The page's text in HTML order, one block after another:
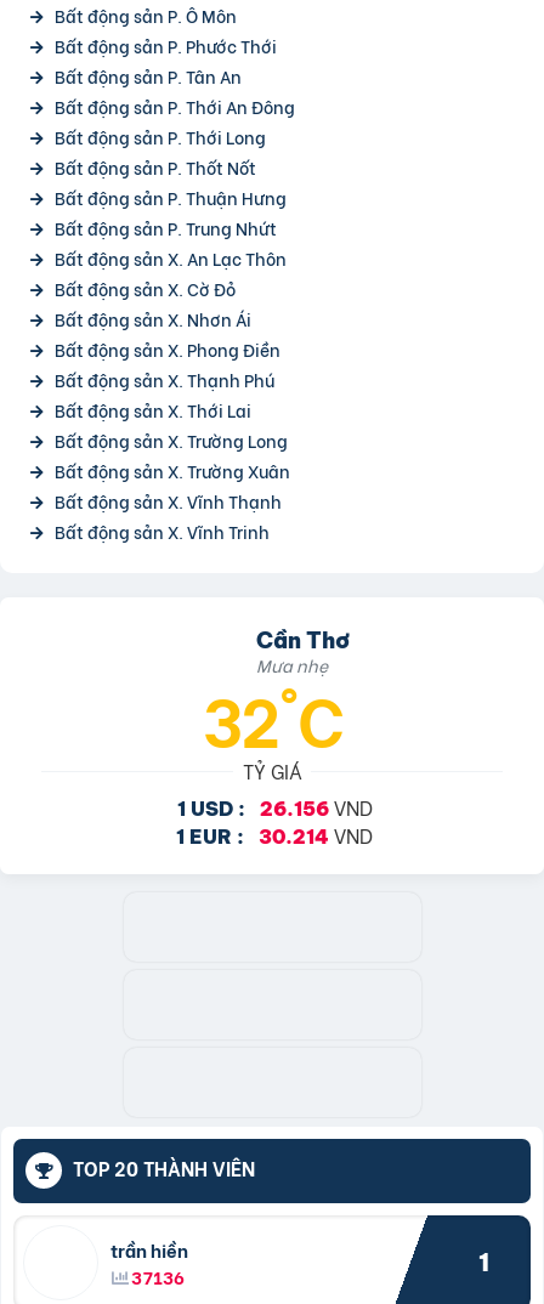
Bất động sản P. Ô Môn
Bất động sản P. Phước Thới
Bất động sản P. Tân An
Bất động sản P. Thới An Đông
Bất động sản P. Thới Long
Bất động sản P. Thốt Nốt
Bất động sản P. Thuận Hưng
Bất động sản P. Trung Nhứt
Bất động sản X. An Lạc Thôn
Bất động sản X. Cờ Đỏ
Bất động sản X. Nhơn Ái
Bất động sản X. Phong Điền
Bất động sản X. Thạnh Phú
Bất động sản X. Thới Lai
Bất động sản X. Trường Long
Bất động sản X. Trường Xuân
Bất động sản X. Vĩnh Thạnh
Bất động sản X. Vĩnh Trinh
Cần Thơ
Mưa nhẹ
32°C
TỶ GIÁ
1 USD : 26.156VND
1 EUR : 30.214 VND
TOP 20 THÀNH VIÊN
trần hiền
37136
1